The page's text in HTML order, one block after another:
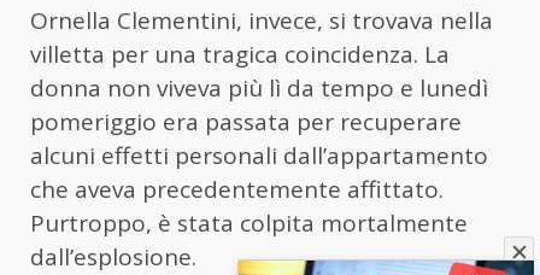
Ornella Clementini, invece, si trovava nella
villetta per una tragica coincidenza. La
donna non viveva più lì da tempo e lunedì
pomeriggio era passata per recuperare
alcuni effetti personali dall’appartamento
che aveva precedentemente affittato.
Purtroppo, è stata colpita mortalmente
dall’esplosione.